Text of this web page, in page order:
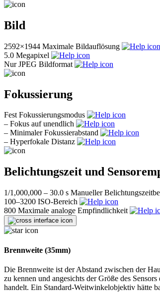
Bild
2592×1944 Maximale Bildauflösung
5.0 Megapixel
Nur JPEG Bildformat
Fokussierung
FestFokussierungsmodus
– Fokus auf unendlich
– Minimaler Fokussierabstand
– Hyperfokale Distanz
Belichtungszeit und
1/1,000,000 – 30.0 s Manueller
100–3200 ISO-Bereich
800 Maximale analoge Empfindlichkeit
Brennweite (35mm)
Die Brennweite ist der Abstand zwischen der
zu kennen und angesichts der Größe des
handelt. Ein Standard-Weitwinkelobjektiv hätte